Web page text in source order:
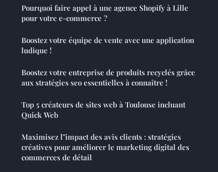
Pourquoi faire appel à une agence Shopify à Lille
pour votre e-commerce ?
Boostez votre équipe de vente avec une application
ludique !
Boostez votre entreprise de produits recyclés grâce
aux stratégies seo essentielles à connaître !
Top 5 créateurs de sites web à Toulouse incluant
Quick Web
Maximisez l"impact des avis clients : stratégies
créatives pour améliorer le marketing digital des
commerces de détail